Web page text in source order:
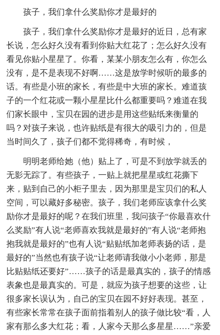
孩子，我们拿什么奖励你才是最好的
孩子，我们拿什么奖励你才是最好的近日，总有家
长说，怎么好久没有看到你贴大红花了；怎么好久没有
看见你贴小星星了。你看，某某小朋友怎么有，你怎么
没有，是不是表现不好啊……这是放学时候听的最多的
话。有些是小班的家长，有些是中大班的家长。难道孩
子的一个红花或一颗小星星比什么都重要吗？难道在我
们家长眼中，宝贝在园的进步是用这些贴纸来衡量的
吗？对孩子来说，也许贴纸是有很大的吸引力的，但是
当时间久了，孩子们都不觉得稀奇，有时候，
明明老师给她（他）贴上了，可是不到放学就丢的
无影无踪了。有些孩子，一贴上就把星星或红花撕下
来，贴到自己的小柜子里去，因为那里是宝贝们的私人
空间，可以藏好多秘密。孩子，我们老师应该拿什么奖
励你才是最好的呢？在我们班里，我问孩子“你最喜欢什
么奖励”有人说“老师喜欢我就是最好的”有人说“老师抱
抱我就是最好的”也有人说“贴贴纸加老师表扬的话，是
最好的”当然也有孩子说“让老师请我做小小老师，那是
比贴贴纸还要好”……孩子的话是最真实的，孩子的情感
表象也是最真实的。可是，就应为孩子想要的这些，让
很多家长误认为，自己的宝贝在园不好好表现。甚至，
有些家长常常在孩子面前指着别人的孩子做比较“看，人
家有那么多大红花；看，人家今天那么多星星……”亲爱